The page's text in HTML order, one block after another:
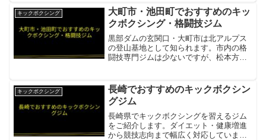
堂筋線・谷町線で大阪市内の大手キック
ボクシングジムへ通える項...
キックボクシング
大町市・池田町でおすすめのキッ
クボクシング・格闘技ジム
黒部ダムの玄関口・大町市は北アルプス
の登山基地として知られます。市内の格
闘技専門ジムは少ないですが、松本方面
本市の本格キックボクシングジム・週末
に松本へ通う会員...
キックボクシング
長崎でおすすめのキックボクシン
グジム
長崎県でキックボクシングを習えるジム
をご紹介します。ダイエット・健康増進
から競技志向まで幅広く対応していま